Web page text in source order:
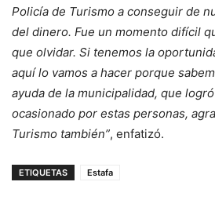
Policía de Turismo a conseguir de
del dinero. Fue un momento difícil
que olvidar. Si tenemos la
aquí lo vamos a hacer porque
ayuda de la municipalidad, que
ocasionado por estas personas,
Turismo también”, enfatizó.
ETIQUETAS Estafa